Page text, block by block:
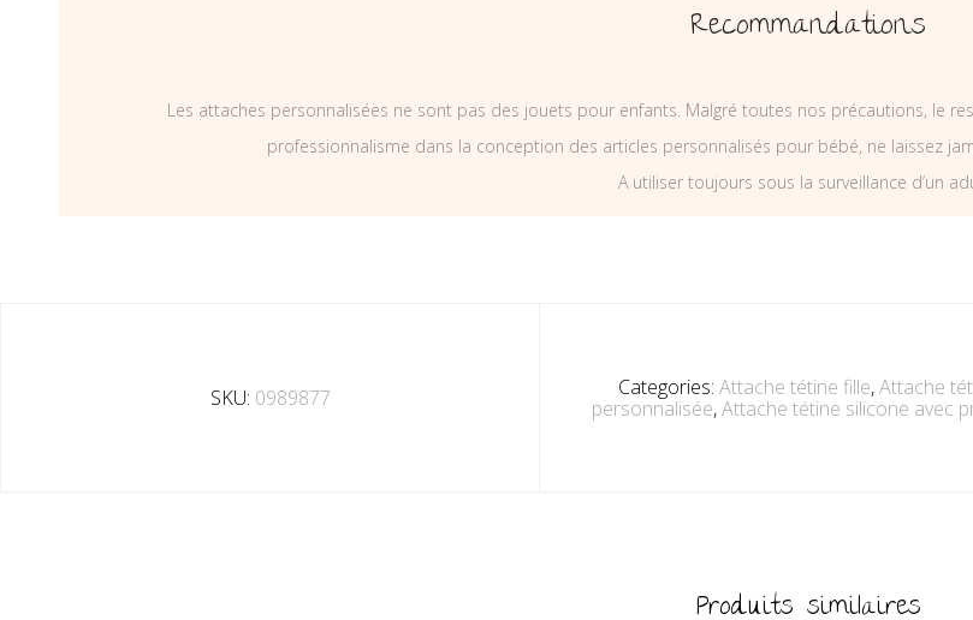
Recommandations
Les attaches personnalisées ne sont pas des jouets pour enfants. Malgré toutes nos précautions, le
professionnalisme dans la conception des articles personnalisés pour bébé, ne laissez
A utiliser toujours sous la surveillance d’un
SKU: 0989877 Categories: Attache tétine fille,Attache
personnalisée,Attache tétine silicone avec
Produits similaires